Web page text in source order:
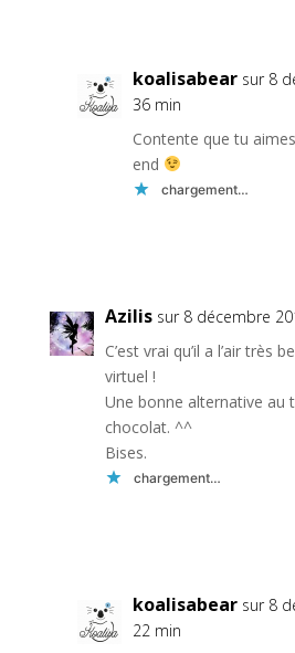
koalisabear sur 8
36 min
Contente que tu
end
chargement…
Azilis sur 8 décembre
C’est vrai qu’il a l’air très
virtuel !
Une bonne alternative au
chocolat. ^^
Bises.
chargement…
koalisabear sur 8
22 min